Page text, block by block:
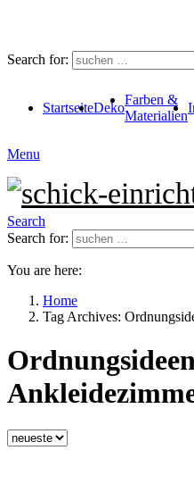
Search for:
StartseiteDeko
Farben &
Materialien
Menu
Search
Search for:
You are here:
Home
Tag Archives: